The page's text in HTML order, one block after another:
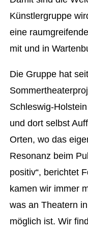
Künstlergruppe
eine
mit und in
Die Gruppe hat
Schleswig-
und dort selbst
Orten, wo das
Resonanz beim
positiv“, berichtet
kamen wir immer
was an Theatern
möglich ist. Wir